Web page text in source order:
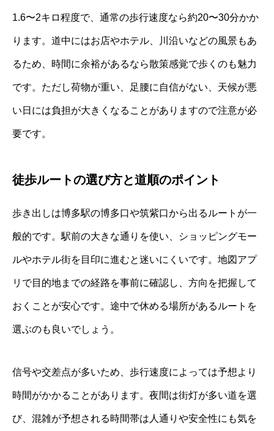
1.6〜2キロ程度で、通常の歩行速度なら約20〜30分かか
ります。道中にはお店やホテル、川沿いなどの風景もあ
るため、時間に余裕があるなら散策感覚で歩くのも魅力
です。ただし荷物が重い、足腰に自信がない、天候が悪
い日には負担が大きくなることがありますので注意が必
要です。
徒歩ルートの選び方と道順のポイント
歩き出しは博多駅の博多口や筑紫口から出るルートが一
般的です。駅前の大きな通りを使い、ショッピングモー
ルやホテル街を目印に進むと迷いにくいです。地図アプ
リで目的地までの経路を事前に確認し、方向を把握して
おくことが安心です。途中で休める場所があるルートを
選ぶのも良いでしょう。
信号や交差点が多いため、歩行速度によっては予想より
時間がかかることがあります。夜間は街灯が多い道を選
び、混雑が予想される時間帯は人通りや安全性にも気を